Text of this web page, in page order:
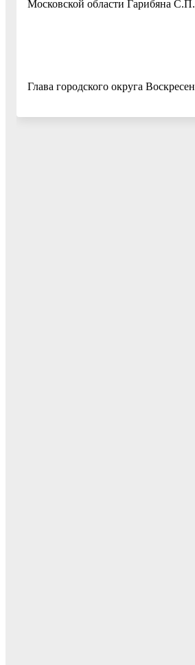
Московской области Гарибяна С.П.
Глава городского округа